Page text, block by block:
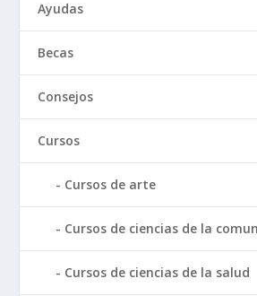
Ayudas
Becas
Consejos
Cursos
Cursos de arte
Cursos de ciencias de la
Cursos de ciencias de la salud